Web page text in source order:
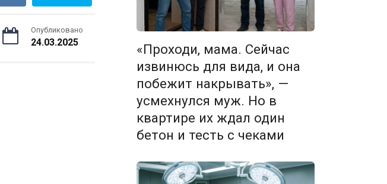
Опубликовано
24.03.2025
«Проходи, мама. Сейчас
извинюсь для вида, и она
побежит накрывать», —
усмехнулся муж. Но в
квартире их ждал один
бетон и тесть с чеками